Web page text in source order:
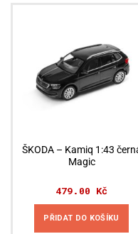
ŠKODA – Kamiq 1:43
Magic
479.00 Kč
PŘIDAT DO KOŠÍKU